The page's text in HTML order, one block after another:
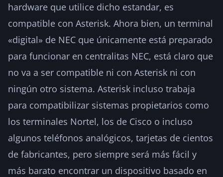
hardware que utilice dicho estandar, es
compatible con Asterisk. Ahora bien, un terminal
«digital» de NEC que únicamente está preparado
para funcionar en centralitas NEC, está claro que
no va a ser compatible ni con Asterisk ni con
ningún otro sistema. Asterisk incluso trabaja
para compatibilizar sistemas propietarios como
los terminales Nortel, los de Cisco o incluso
algunos teléfonos analógicos, tarjetas de cientos
de fabricantes, pero siempre será más fácil y
más barato encontrar un dispositivo basado en